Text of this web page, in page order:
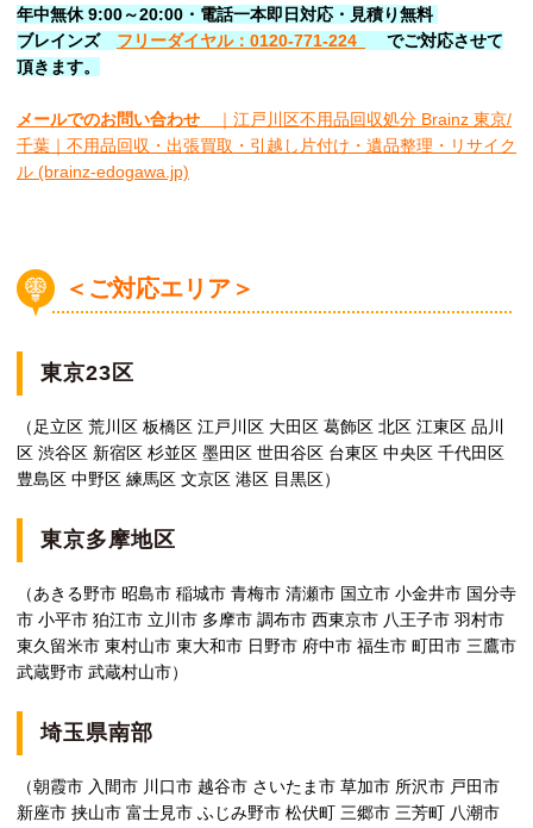
年中無休 9:00～20:00・電話一本即日対応・見積り無料
ブレインズ フリーダイヤル：0120-771-224
でご対応させて
頂きます。
メールでのお問い合わせ
｜江戸川区不用品回収処分 Brainz 東京/
千葉｜不用品回収・出張買取・引越し片付け・遺品整理・リサイク
ル (brainz-edogawa.jp)
＜ご対応エリア＞
東京23区
（足立区 荒川区 板橋区 江戸川区 大田区 葛飾区 北区 江東区 品川
区 渋谷区 新宿区 杉並区 墨田区 世田谷区 台東区 中央区 千代田区
豊島区 中野区 練馬区 文京区 港区 目黒区）
東京多摩地区
（あきる野市 昭島市 稲城市 青梅市 清瀬市 国立市 小金井市 国分寺
市 小平市 狛江市 立川市 多摩市 調布市 西東京市 八王子市 羽村市
東久留米市 東村山市 東大和市 日野市 府中市 福生市 町田市 三鷹市
武蔵野市 武蔵村山市）
埼玉県南部
（朝霞市 入間市 川口市 越谷市 さいたま市 草加市 所沢市 戸田市
新座市 挟山市 富士見市 ふじみ野市 松伏町 三郷市 三芳町 八潮市